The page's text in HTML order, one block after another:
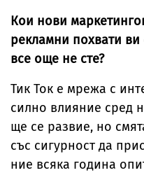
Кои нови
рекламни похвати
все още не сте?
Тик Ток е мрежа с
силно влияние сред
ще се развие, но
със сигурност да
ние всяка година